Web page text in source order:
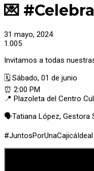
💌
31 mayo, 2024
1.005
Invitamos a todas
🗓️ Sábado, 01 de junio
⏰ 2:00 PM
📍 Plazoleta del Centro
🗣️Tatiana López, Gestora
#JuntosPorUnaCajicáIdeal